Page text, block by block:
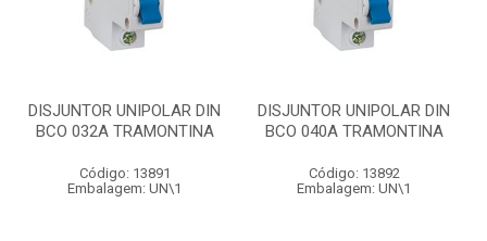
DISJUNTOR UNIPOLAR DIN
BCO 032A TRAMONTINA
Código: 13891
Embalagem: UN\1
DISJUNTOR UNIPOLAR DIN
BCO 040A TRAMONTINA
Código: 13892
Embalagem: UN\1